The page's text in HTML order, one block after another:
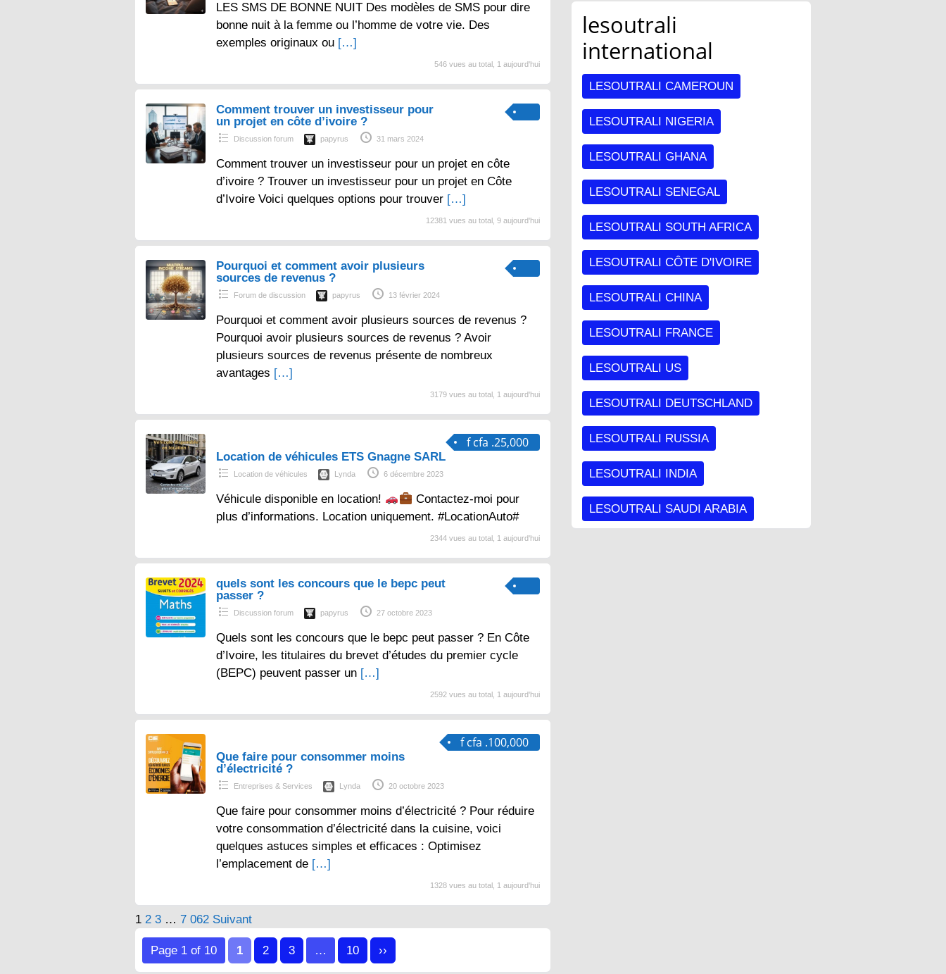
LES SMS DE BONNE NUIT Des modèles de SMS pour dire
bonne nuit à la femme ou l’homme de votre vie. Des
exemples originaux ou […]
546 vues au total, 1 aujourd'hui
Comment trouver un investisseur pour
un projet en côte d’ivoire ?
Discussion forum papyrus 31 mars 2024
Comment trouver un investisseur pour un projet en côte
d’ivoire ? Trouver un investisseur pour un projet en Côte
d’Ivoire Voici quelques options pour trouver […]
12381 vues au total, 9 aujourd'hui
Pourquoi et comment avoir plusieurs
sources de revenus ?
Forum de discussion papyrus 13 février 2024
Pourquoi et comment avoir plusieurs sources de revenus ?
Pourquoi avoir plusieurs sources de revenus ? Avoir
plusieurs sources de revenus présente de nombreux
avantages […]
3179 vues au total, 1 aujourd'hui
f cfa .25,000
Location de véhicules ETS Gnagne SARL
Location de véhicules Lynda 6 décembre 2023
Véhicule disponible en location!
Contactez-moi pour
plus d’informations. Location uniquement. #LocationAuto#
2344 vues au total, 1 aujourd'hui
quels sont les concours que le bepc peut
passer ?
Discussion forum papyrus 27 octobre 2023
Quels sont les concours que le bepc peut passer ? En Côte
d’Ivoire, les titulaires du brevet d’études du premier cycle
(BEPC) peuvent passer un […]
2592 vues au total, 1 aujourd'hui
f cfa .100,000
Que faire pour consommer moins
d’électricité ?
Entreprises & Services Lynda 20 octobre 2023
Que faire pour consommer moins d’électricité ? Pour réduire
votre consommation d’électricité dans la cuisine, voici
quelques astuces simples et efficaces : Optimisez
l’emplacement de […]
1328 vues au total, 1 aujourd'hui
Pagination
des
1 2 3 … 7 062 Suivant
Page 1 of 10 1 2 3 … 10 ››
lesoutrali
international
LESOUTRALI CAMEROUN
LESOUTRALI NIGERIA
LESOUTRALI GHANA
LESOUTRALI SENEGAL
LESOUTRALI SOUTH AFRICA
LESOUTRALI CÔTE D'IVOIRE
LESOUTRALI CHINA
LESOUTRALI FRANCE
LESOUTRALI US
LESOUTRALI DEUTSCHLAND
LESOUTRALI RUSSIA
LESOUTRALI INDIA
LESOUTRALI SAUDI ARABIA